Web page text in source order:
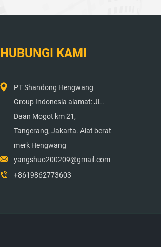
HUBUNGI KAMI
PT Shandong Hengwang
Group Indonesia alamat: JL.
Daan Mogot km 21,
Tangerang, Jakarta. Alat berat
merk Hengwang
yangshuo200209@gmail.com
+8619862773603